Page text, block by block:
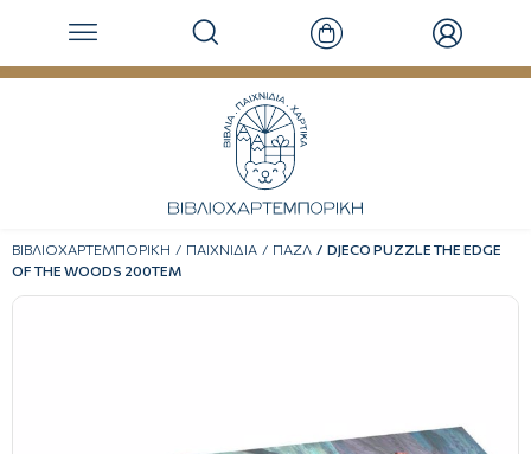
ΒΙΒΛΙΟΧΑΡΤΕΜΠΟΡΙΚΗ ΠΑΙΧΝΙΔΙΑ ΠΑΖΛ
DJECO PUZZLE THE EDGE
OF THE WOODS 200ΤΕΜ